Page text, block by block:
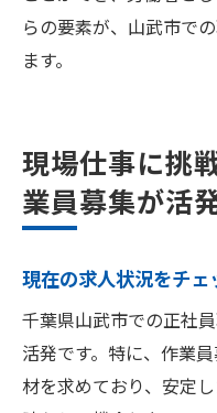
らの要素が、山武市で
ます。
現場仕事に挑
業員募集が活
現在の求人状況をチェ
千葉県山武市での正社
活発です。特に、作業
材を求めており、安定